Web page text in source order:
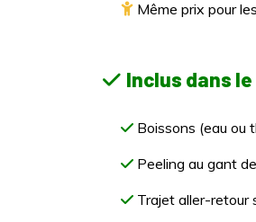
Même prix pour
Inclus dans
Boissons (eau ou
Peeling au gant
Trajet aller-retour